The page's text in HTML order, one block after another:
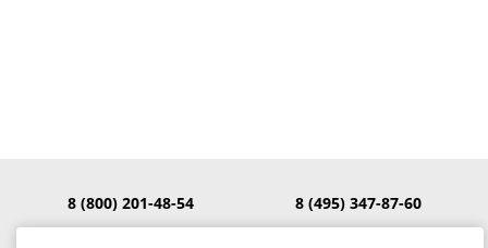
8 (800) 201-48-54
8 (495) 347-87-60